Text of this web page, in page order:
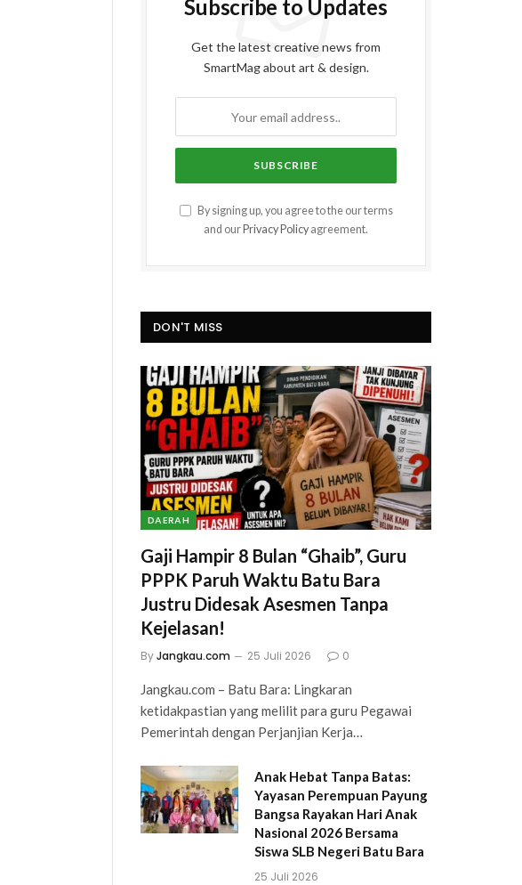
Subscribe to Updates
Get the latest creative news from
SmartMag about art & design.
By signing up, you agree to the our terms
and our Privacy Policy agreement.
DON'T MISS
DAERAH
Gaji Hampir 8 Bulan “Ghaib”, Guru
PPPK Paruh Waktu Batu Bara
Justru Didesak Asesmen Tanpa
Kejelasan!
ByJangkau.com 25 Juli 2026 0
Jangkau.com – Batu Bara: Lingkaran
ketidakpastian yang melilit para guru Pegawai
Pemerintah dengan Perjanjian Kerja…
Anak Hebat Tanpa Batas:
Yayasan Perempuan Payung
Bangsa Rayakan Hari Anak
Nasional 2026 Bersama
Siswa SLB Negeri Batu Bara
25 Juli 2026